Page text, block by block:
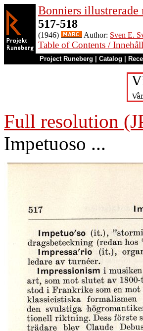
Bonniers
517-518
(1946) Author: Sven E.
Table of Contents / Innehåll
Project Runeberg Catalog
Full resolution
Impetuoso ...